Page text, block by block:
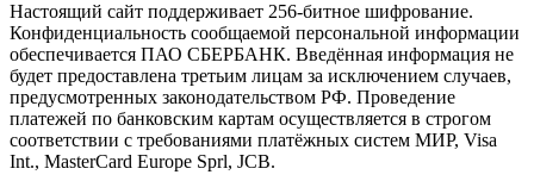
Настоящий сайт поддерживает 256-битное шифрование.
Конфиденциальность сообщаемой персональной информации
обеспечивается ПАО СБЕРБАНК. Введённая информация не
будет предоставлена третьим лицам за исключением случаев,
предусмотренных законодательством РФ. Проведение
платежей по банковским картам осуществляется в строгом
соответствии с требованиями платёжных систем МИР, Visa
Int., MasterCard Europe Sprl, JCB.